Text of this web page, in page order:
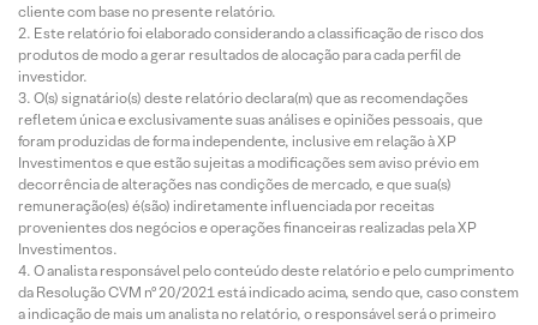
cliente com base no presente relatório.
Este relatório foi elaborado considerando a classificação de risco dos
produtos de modo a gerar resultados de alocação para cada perfil de
investidor.
O(s) signatário(s) deste relatório declara(m) que as recomendações
refletem única e exclusivamente suas análises e opiniões pessoais, que
foram produzidas de forma independente, inclusive em relação à XP
Investimentos e que estão sujeitas a modificações sem aviso prévio em
decorrência de alterações nas condições de mercado, e que sua(s)
remuneração(es) é(são) indiretamente influenciada por receitas
provenientes dos negócios e operações financeiras realizadas pela XP
Investimentos.
O analista responsável pelo conteúdo deste relatório e pelo cumprimento
da Resolução CVM nº 20/2021 está indicado acima, sendo que, caso constem
a indicação de mais um analista no relatório, o responsável será o primeiro